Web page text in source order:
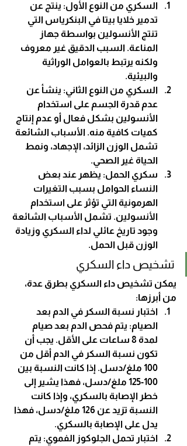
السكري من النوع الأول: ينتج عن
تدمير خلايا بيتا في البنكرياس التي
تنتج الأنسولين بواسطة جهاز
المناعة. السبب الدقيق غير معروف
ولكنه يرتبط بالعوامل الوراثية
والبيئية.
السكري من النوع الثاني: ينشأ عن
عدم قدرة الجسم على استخدام
الأنسولين بشكل فعال أو عدم إنتاج
كميات كافية منه. الأسباب الشائعة
تشمل الوزن الزائد، الإجهاد، ونمط
الحياة غير الصحي.
سكري الحمل: يظهر عند بعض
النساء الحوامل بسبب التغيرات
الهرمونية التي تؤثر على استخدام
الأنسولين. تشمل الأسباب الشائعة
وجود تاريخ عائلي لداء السكري وزيادة
الوزن قبل الحمل.
تشخيص داء السكري
يمكن تشخيص داء السكري بطرق عدة،
من أبرزها:
اختبار نسبة السكر في الدم بعد
الصيام: يتم فحص الدم بعد صيام
لمدة 8 ساعات على الأقل. يجب أن
تكون نسبة السكر في الدم أقل من
100 ملغ/دسل. إذا كانت النسبة بين
100-125 ملغ/دسل، فهذا يشير إلى
خطر الإصابة بالسكري، وإذا كانت
النسبة تزيد عن 126 ملغ/دسل، فهذا
يدل على الإصابة بالسكري.
اختبار تحمل الجلوكوز الفموي: يتم